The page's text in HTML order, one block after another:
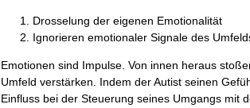
Drosselung der eigenen Emotionalität
Ignorieren emotionaler Signale des
Emotionen sind Impulse. Von innen heraus
Umfeld verstärken. Indem der Autist seinen
Einfluss bei der Steuerung seines Umgangs mit